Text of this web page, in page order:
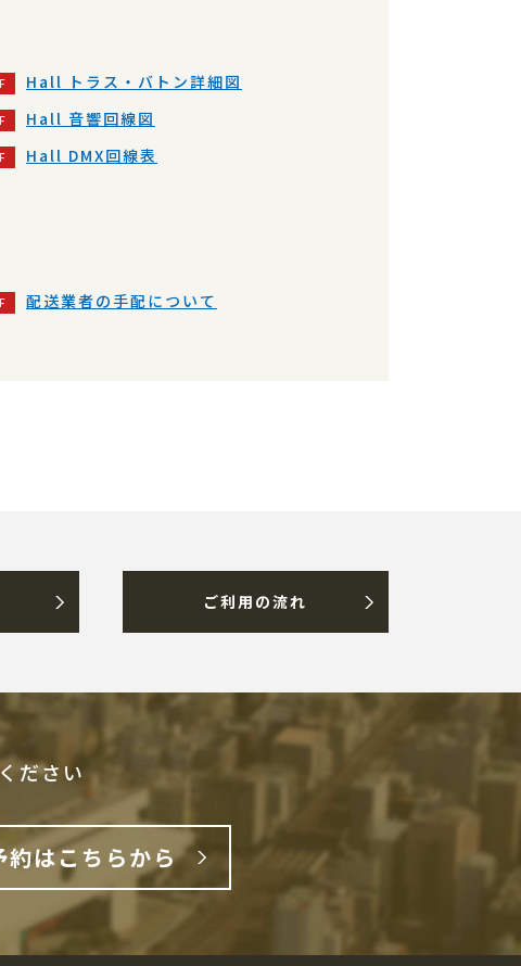
Hall トラス・バトン詳細図
Hall 音響回線図
Hall DMX回線表
配送業者の手配について
ご利用の流れ
ださい
約はこちらから